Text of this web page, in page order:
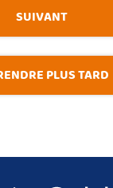
SUIVANT
PLUS TARD